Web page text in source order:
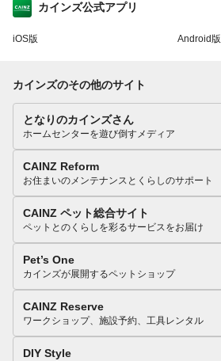
カインズ公式アプリ
iOS版 Android版
カインズのその他のサイト
となりのカインズさん
ホームセンターを遊び倒すメディア
CAINZ Reform
お住まいのメンテナンスとくらしのサポート
CAINZ ペット総合サイト
ペットとのくらしを彩るサービスをお届け
Pet’s One
カインズが展開するペットショップ
CAINZ Reserve
ワークショップ、施設予約、工具レンタル
DIY Style